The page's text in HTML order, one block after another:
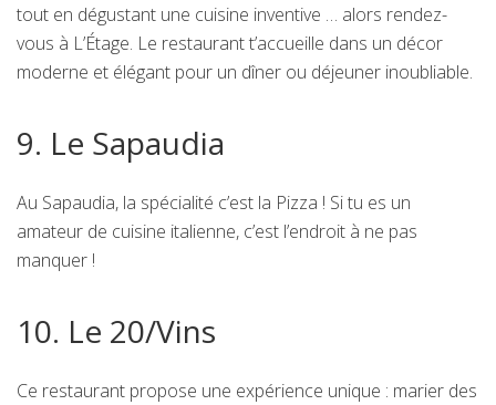
tout en dégustant une cuisine inventive … alors rendez-
vous à L’Étage. Le restaurant t’accueille dans un décor
moderne et élégant pour un dîner ou déjeuner inoubliable.
9. Le Sapaudia
Au Sapaudia, la spécialité c’est la Pizza ! Si tu es un
amateur de cuisine italienne, c’est l’endroit à ne pas
manquer !
10. Le 20/Vins
Ce restaurant propose une expérience unique : marier des